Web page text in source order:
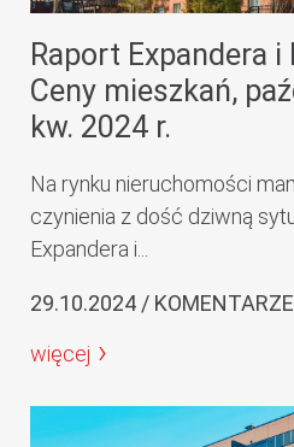
Raport Expandera i
Ceny mieszkań,
kw. 2024 r.
Na rynku nieruchomości
czynienia z dość dziwną
Expandera i...
29.10.2024 /
więcej